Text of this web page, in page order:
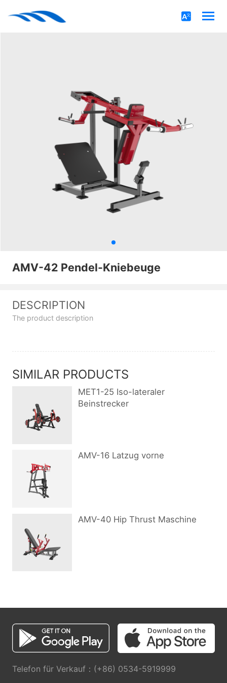
AMV-42 Pendel-Kniebeuge
DESCRIPTION
The product description
SIMILAR PRODUCTS
MET1-25 Iso-lateraler
Beinstrecker
AMV-16 Latzug vorne
AMV-40 Hip Thrust Maschine
Telefon für Verkauf：(+86) 0534-5919999